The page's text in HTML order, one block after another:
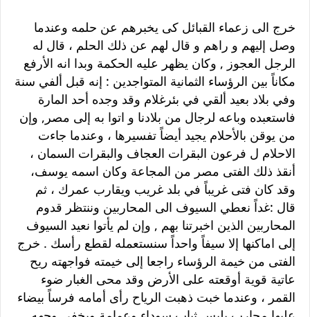
خرج الى زعماء القبائل كى يخبرهم عن حلمه وعندما
وصل إليهم و راهم و قال لهم عن ذلك الحلم ، قال له
الرجل العجوز , وكان يظهر عليه الحكمة وبدا انه الأرفع
مكاناً بين الرؤساء الثمانية المتواجدين : إنه قبل ألفي سنة
وفي بلاد بعيد ألقي في بئرغلام وقد وجده أحد المارة
فاستعبده وباعه لرجال من بلادنا و اتوا به إلى مصر, وإن
من يوقن بالأحلام يجيد أيضاً تفسيرها ، وعندما جاءت
الاحلام ل فرعون البقرات العجاف والبقرات السمان ،
أنقذ ذلك الفتى مصر من المجاعة وكان اسمه يوسف،
وقد كان فتى غريباً في بلد غريب ويقارب عمرك ، ثم
قال :غداً نعطي السيوف الى المحاربين وننتظر قدوم
المحاربين الذين اخبرتنا بهم , وإن لم يأتوا نعيد السيوف
إلى اماكنها إلا سيفاً واحداً سنستعمله لقطع رأسك . خرج
الفتى من خيمة الرؤساء راجعا إلى خيمته فواجهته ريح
عاتية قوية أوقعته على الأرض وقد محى الغبار ضوء
القمر ، وعندما خبت ذهبت الرياح رأى أمامه فرساً بيضاء